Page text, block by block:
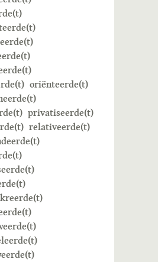
oriënteerde(t)
privatiseerde(t)
relativeerde(t)